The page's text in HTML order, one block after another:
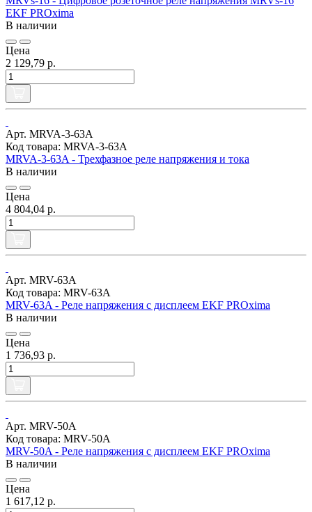
EKF PROxima
В наличии
Цена
2 129,79 р.
Арт. MRVA-3-63A
Код товара: MRVA-3-63A
MRVA-3-63A - Трехфазное реле напряжения и тока
В наличии
Цена
4 804,04 р.
Арт. MRV-63A
Код товара: MRV-63A
MRV-63A - Реле напряжения с дисплеем EKF PROxima
В наличии
Цена
1 736,93 р.
Арт. MRV-50A
Код товара: MRV-50A
MRV-50A - Реле напряжения с дисплеем EKF PROxima
В наличии
Цена
1 617,12 р.